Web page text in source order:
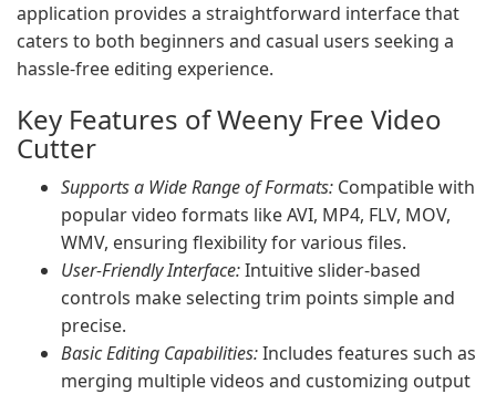
application provides a straightforward interface that
caters to both beginners and casual users seeking a
hassle-free editing experience.
Key Features of Weeny Free Video
Cutter
Supports a Wide Range of Formats: Compatible with
popular video formats like AVI, MP4, FLV, MOV,
WMV, ensuring flexibility for various files.
User-Friendly Interface:Intuitive slider-based
controls make selecting trim points simple and
precise.
Basic Editing Capabilities:Includes features such as
merging multiple videos and customizing output